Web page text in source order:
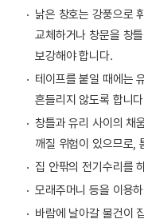
낡은 창호는 강풍으로
교체하거나 창문을 창
보강해야 합니다.
테이프를 붙일 때에는
흔들리지 않도록 합니
창틀과 유리 사이의 채
깨질 위험이 있으므로,
집 안팎의 전기수리를
모래주머니 등을 이용
바람에 날아갈 물건이